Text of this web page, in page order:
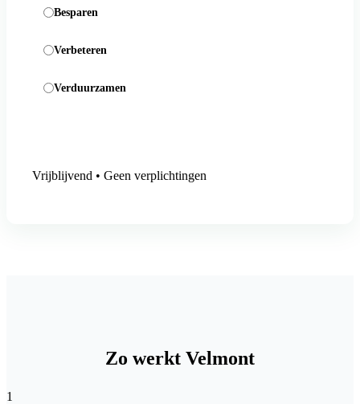
Besparen
Verbeteren
Verduurzamen
Vrijblijvend • Geen verplichtingen
Zo werkt Velmont
1